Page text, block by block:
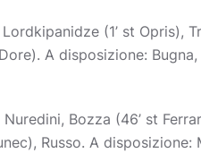
(1’ st Opris),
A disposizione:
Bozza (46’ st
Russo. A disposizione: